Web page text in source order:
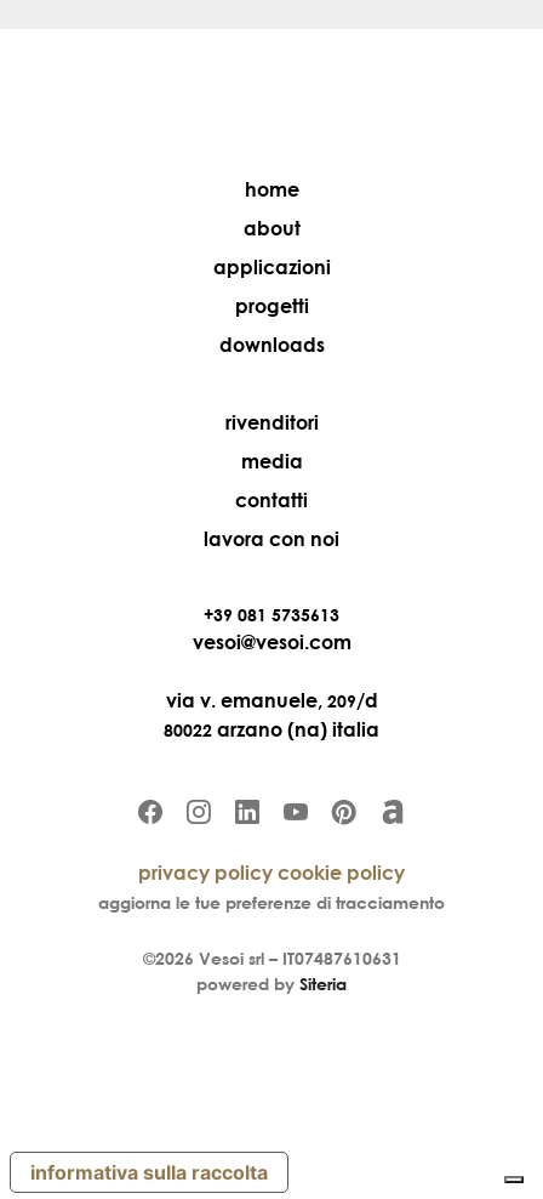
home
about
applicazioni
progetti
downloads
rivenditori
media
contatti
lavora con noi
+39 081 5735613
vesoi@vesoi.com
via v. emanuele, 209/d
80022 arzano (na) italia
privacy policy cookie policy
aggiorna le tue preferenze di tracciamento
©2026 Vesoisrl – IT07487610631
powered by Siteria
informativa sulla raccolta